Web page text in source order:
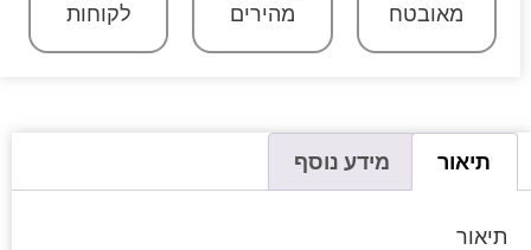
מאובטח
מהירים
לקוחות
תיאור מידע נוסף
תיאור